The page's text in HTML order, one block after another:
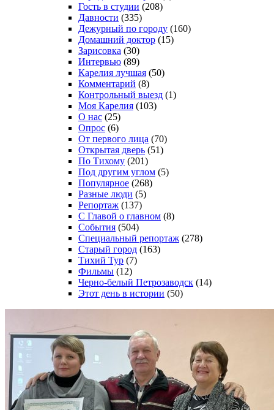
Гость в студии (208)
Давности (335)
Дежурный по городу (160)
Домашний доктор (15)
Зарисовка (30)
Интервью (89)
Карелия лучшая (50)
Комментарий (8)
Контрольный выезд (1)
Моя Карелия (103)
О нас (25)
Опрос (6)
От первого лица (70)
Открытая дверь (51)
По Тихому (201)
Под другим углом (5)
Популярное (268)
Разные люди (5)
Репортаж (137)
С Главой о главном (8)
События (504)
Специальный репортаж (278)
Старый город (163)
Тихий Тур (7)
Фильмы (12)
Черно-белый Петрозаводск (14)
Этот день в истории (50)